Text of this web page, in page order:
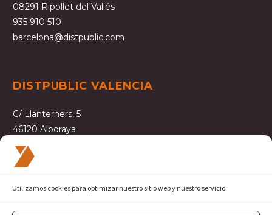
Utilizamos cookies para optimizar nuestro sitio web y nuestro servicio.
08291 Ripollet del Vallés
935 910 510
barcelona@distpublic.com
DISTPUBLIC VALENCIA
C/ Llanterners, 5
46120 Alboraya
963 609 181
valencia@distpublic.com